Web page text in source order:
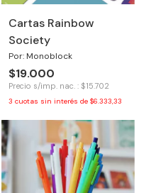
Cartas Rainbow
Society
Por: Monoblock
$19.000
Precio s/imp. nac. : $15.702
3 cuotas sin interés de $6.333,33